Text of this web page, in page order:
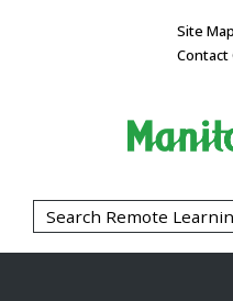
Site Map